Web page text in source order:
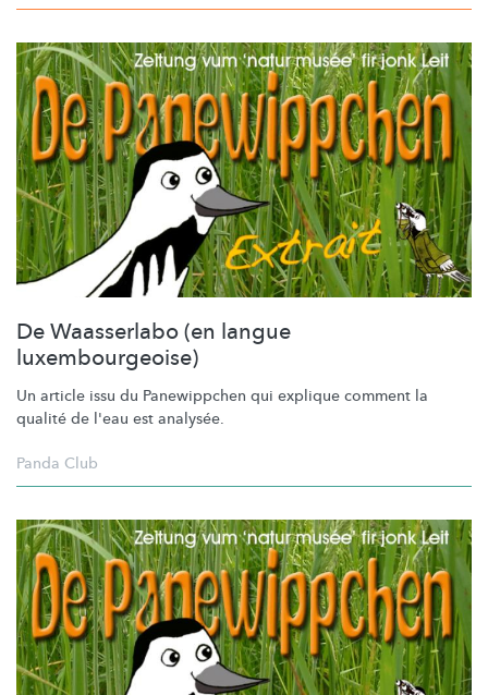
De Waasserlabo (en langue
luxembourgeoise)
Un article issu du Panewippchen qui explique comment la
qualité de l'eau est analysée.
Panda Club